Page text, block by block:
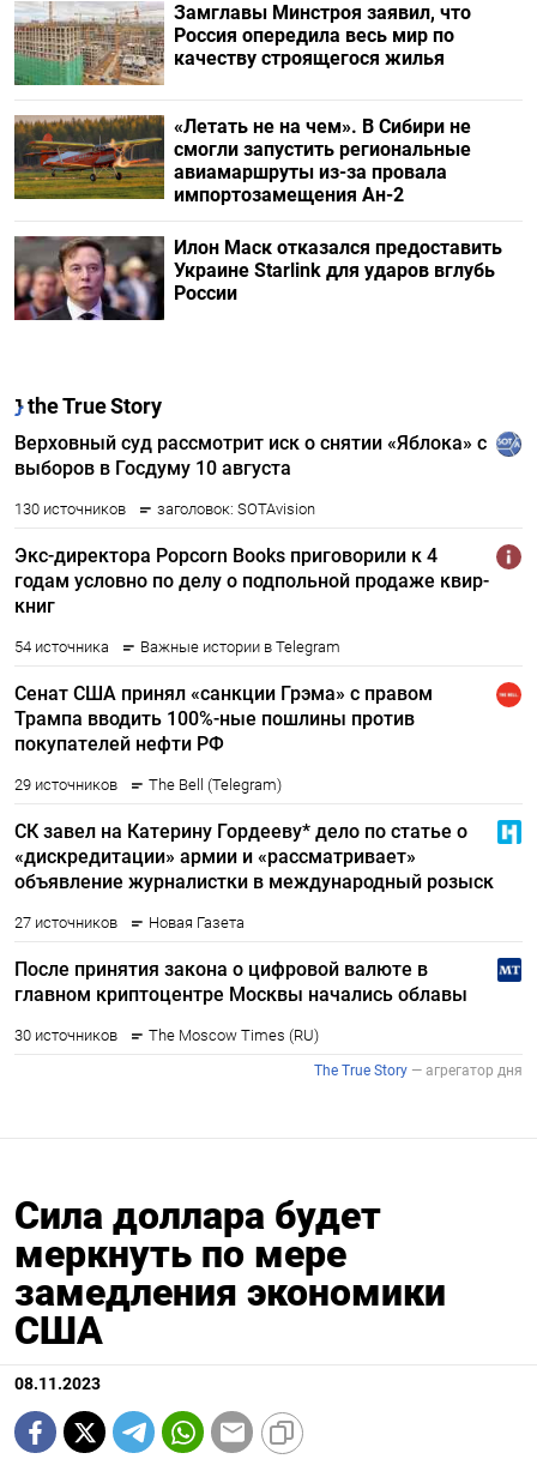
Замглавы Минстроя заявил, что
Россия опередила весь мир по
качеству строящегося жилья
«Летать не на чем». В Сибири не
смогли запустить региональные
авиамаршруты из-за провала
импортозамещения Ан-2
Илон Маск отказался предоставить
Украине Starlink для ударов вглубь
России
Сила доллара будет
меркнуть по мере
замедления экономики
США
08.11.2023